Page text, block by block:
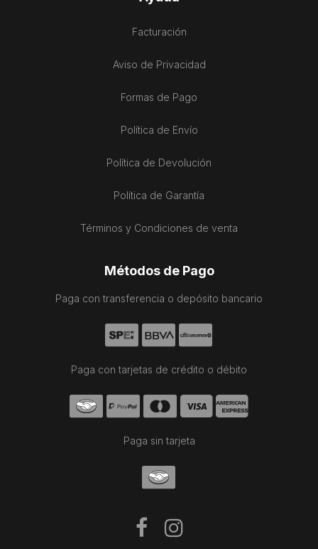
Facturación
Aviso de Privacidad
Formas de Pago
Política de Envío
Política de Devolución
Política de Garantía
Términos y Condiciones de venta
Métodos de Pago
Paga con transferencia o depósito bancario
Paga con tarjetas de crédito o débito
Paga sin tarjeta